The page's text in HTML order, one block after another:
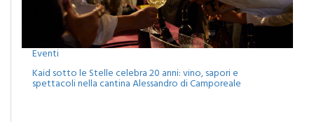
Eventi
Kaid sotto le Stelle celebra 20 anni: vino, sapori e